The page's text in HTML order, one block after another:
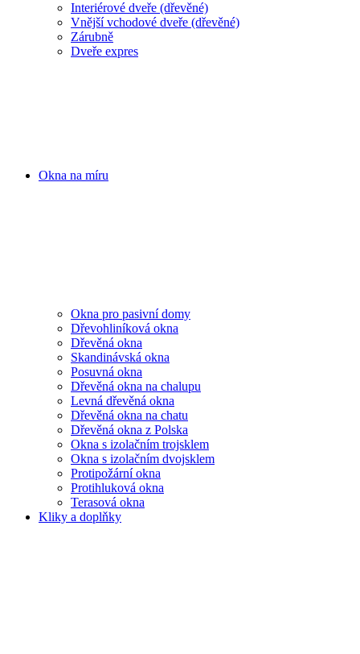
Interiérové dveře (dřevěné)
Vnější vchodové dveře (dřevěné)
Zárubně
Dveře expres
Okna na míru
Okna pro pasivní domy
Dřevohliníková okna
Dřevěná okna
Skandinávská okna
Posuvná okna
Dřevěná okna na chalupu
Levná dřevěná okna
Dřevěná okna na chatu
Dřevěná okna z Polska
Okna s izolačním trojsklem
Okna s izolačním dvojsklem
Protipožární okna
Protihluková okna
Terasová okna
Kliky a doplňky